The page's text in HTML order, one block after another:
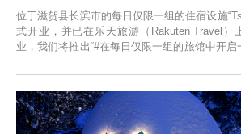
位于滋贺县长滨市的每日仅限一组的住宿设施
式开业，并已在乐天旅游（Rakuten Travel）
业，我们将推出“#在每日仅限一组的旅馆中开启
在此与重要之人共度一段难忘的特别时光。